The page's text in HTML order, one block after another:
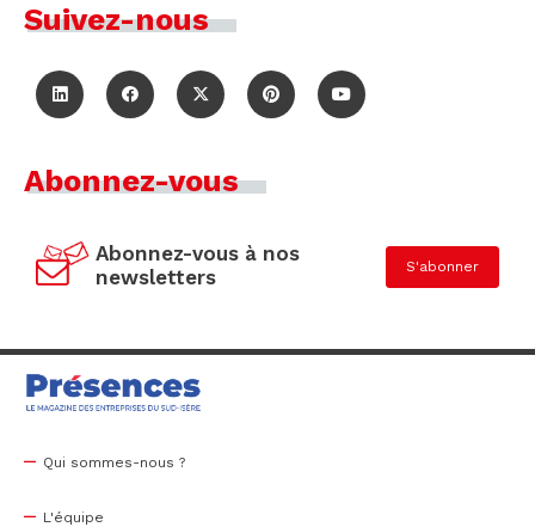
Suivez-nous
Abonnez-vous
Abonnez-vous à nos
newsletters
S'abonner
Qui sommes-nous ?
L'équipe